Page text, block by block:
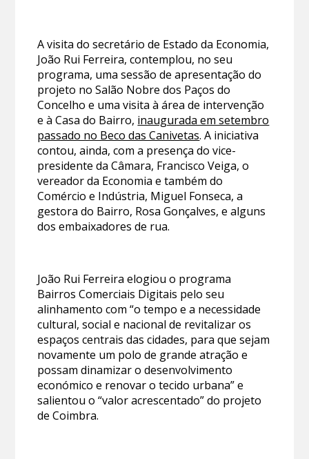
A visita do secretário de Estado da Economia,
João Rui Ferreira, contemplou, no seu
programa, uma sessão de apresentação do
projeto no Salão Nobre dos Paços do
Concelho e uma visita à área de intervenção
e à Casa do Bairro, inaugurada em setembro
passado no Beco das Canivetas. A iniciativa
contou, ainda, com a presença do vice-
presidente da Câmara, Francisco Veiga, o
vereador da Economia e também do
Comércio e Indústria, Miguel Fonseca, a
gestora do Bairro, Rosa Gonçalves, e alguns
dos embaixadores de rua.
João Rui Ferreira elogiou o programa
Bairros Comerciais Digitais pelo seu
alinhamento com “o tempo e a necessidade
cultural, social e nacional de revitalizar os
espaços centrais das cidades, para que sejam
novamente um polo de grande atração e
possam dinamizar o desenvolvimento
económico e renovar o tecido urbana” e
salientou o “valor acrescentado” do projeto
de Coimbra.